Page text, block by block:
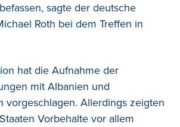
sagte der deutsche
Roth bei dem Treffen in
hat die Aufnahme der
mit Albanien und
vorgeschlagen. Allerdings zeigten
Vorbehalte vor allem